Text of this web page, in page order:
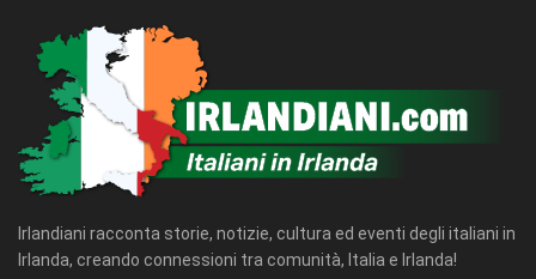
Irlandiani racconta storie, notizie, cultura ed eventi degli italiani in
Irlanda, creando connessioni tra comunità, Italia e Irlanda!